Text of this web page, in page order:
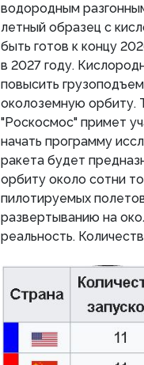
водородным
летный образец с
быть готов к концу
в 2027 году.
повысить
околоземную орбиту.
"Роскосмос" примет
начать программу
ракета будет
орбиту около сотни
пилотируемых
развертыванию на
реальность.